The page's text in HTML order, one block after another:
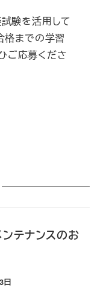
験を活用して
格までの学習
ご応募くださ
テナンスのお
日